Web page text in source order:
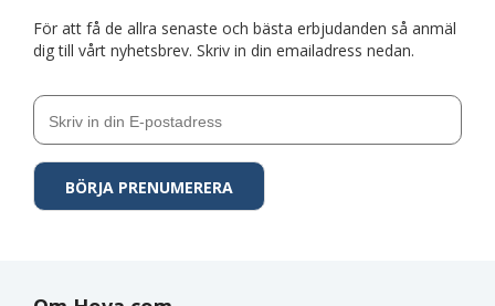
För att få de allra senaste och bästa erbjudanden så anmäl
dig till vårt nyhetsbrev. Skriv in din emailadress nedan.